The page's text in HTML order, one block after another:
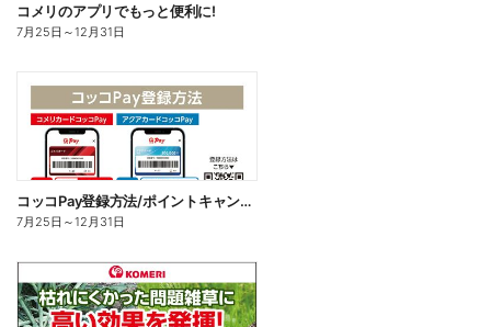
コメリのアプリでもっと便利に!
7月25日 ～12月31日
コッコPay登録方法/ポイントキャンペーン応募方法
7月25日 ～12月31日